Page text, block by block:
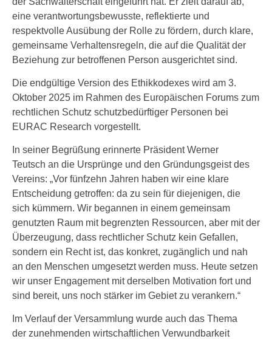
eine verantwortungsbewusste, reflektierte und
respektvolle Ausübung der Rolle zu fördern, durch klare,
gemeinsame Verhaltensregeln, die auf die Qualität der
Beziehung zur betroffenen Person ausgerichtet sind.
Die endgültige Version des Ethikkodexes wird am 3.
Oktober 2025 im Rahmen des Europäischen Forums zum
rechtlichen Schutz schutzbedürftiger Personen bei
EURAC Research vorgestellt.
In seiner Begrüßung erinnerte Präsident Werner
Teutsch an die Ursprünge und den Gründungsgeist des
Vereins:​ „Vor fünfzehn Jahren haben wir eine klare
Entscheidung getroffen: da zu sein für diejenigen, die
sich kümmern. Wir begannen in einem gemeinsam
genutzten Raum mit begrenzten Ressourcen, aber mit der
Überzeugung, dass rechtlicher Schutz kein Gefallen,
sondern ein Recht ist, das konkret, zugänglich und nah
an den Menschen umgesetzt werden muss. Heute setzen
wir unser Engagement mit derselben Motivation fort und
sind bereit, uns noch stärker im Gebiet zu verankern.“
Im Verlauf der Versammlung wurde auch das Thema
der zunehmenden wirtschaftlichen Verwundbarkeit